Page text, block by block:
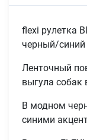
flexi рулетка
черный/синий
Ленточный
выгула собак
В модном
синими